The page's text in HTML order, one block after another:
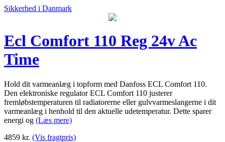
Sikkerhed i Danmark
Ecl Comfort 110 Reg 24v Ac
Time
Hold dit varmeanlæg i topform med Danfoss ECL Comfort 110.
Den elektroniske regulator ECL Comfort 110 justerer
fremløbstemperaturen til radiatorerne eller gulvvarmeslangerne i dit
varmeanlæg i henhold til den aktuelle udetemperatur. Dette sparer
energi og (Læs mere)
4859 kr. (Vis fragtpris)